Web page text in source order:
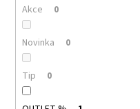
Akce 0
Novinka 0
Tip 0
m